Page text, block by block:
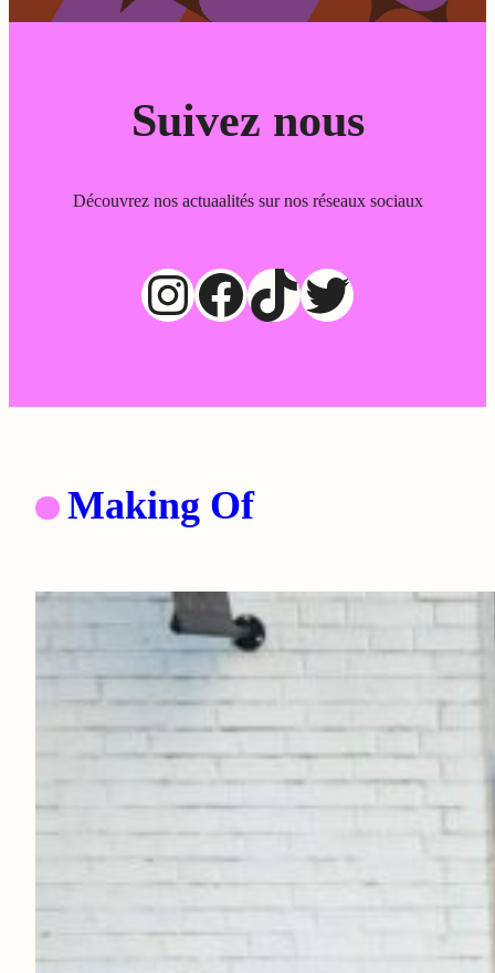
Suivez nous
Découvrez nos actuaalités sur nos réseaux sociaux
Instagram Facebook TikTok Twitter
Making Of